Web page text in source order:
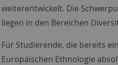
weiterentwickelt. Die
liegen in den Bereichen
Für Studierende, die bereits
Europäischen Ethnologie